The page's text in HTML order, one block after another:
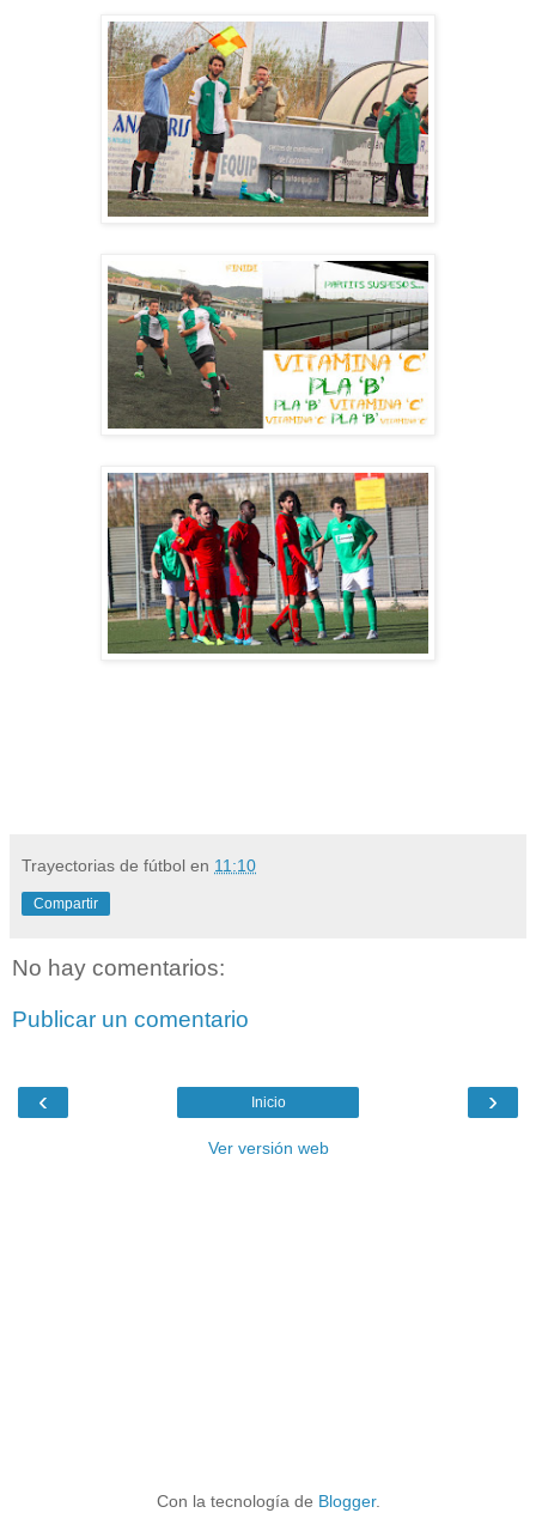
Trayectorias de fútbol en 11:10
Compartir
No hay comentarios:
Publicar un comentario
‹ ›
Inicio
Ver versión web
Con la tecnología de Blogger.